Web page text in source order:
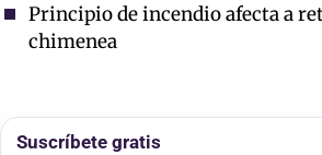
Principio de incendio afecta a
chimenea
Suscríbete gratis